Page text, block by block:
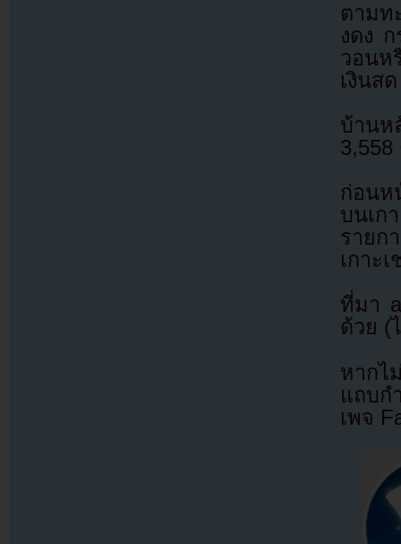
ตามท
งดง
วอนห
เงินสด
บ้านห
ก่อนห
บนเก
รายก
เกาะเ
ที่มา
ด้วย (
หากไ
แถบก
เพจ